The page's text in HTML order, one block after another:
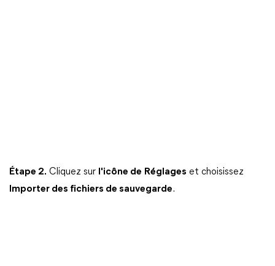
Étape 2. Cliquez sur l'icône de Réglages et choisissez
Importer des fichiers de sauvegarde.